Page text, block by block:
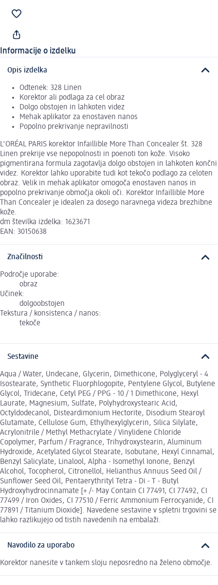
Informacije o izdelku
Opis izdelka
Odtenek: 328 Linen
Korektor ali podlaga za cel obraz
Dolgo obstojen in lahkoten videz
Mehak aplikator za enostaven nanos
Popolno prekrivanje nepravilnosti
L'ORÉAL PARIS korektor Infaillible More Than Concealer št. 328
Linen prekrije vse nepopolnosti in poenoti ton kože. Visoko
pigmentirana formula zagotavlja dolgo obstojen in lahkoten končni
videz. Korektor lahko uporabite tudi kot tekočo podlago za celoten
obraz. Velik in mehak aplikator omogoča enostaven nanos in
popolno prekrivanje območja okoli oči. Korektor Infaillible More
Than Concealer je idealen za dosego naravnega videza brezhibne
kože.
dm številka izdelka: 1623671
EAN: 30150638
Značilnosti
Področje uporabe:
obraz
Učinek:
dolgoobstojen
Tekstura / konsistenca / nanos:
tekoče
Sestavine
Aqua / Water, Undecane, Glycerin, Dimethicone, Polyglyceryl - 4
Isostearate, Synthetic Fluorphlogopite, Pentylene Glycol, Butylene
Glycol, Tridecane, Cetyl PEG / PPG - 10 / 1 Dimethicone, Hexyl
Laurate, Magnesium, Sulfate, Polyhydroxystearic Acid,
Octyldodecanol, Disteardimonium Hectorite, Disodium Stearoyl
Glutamate, Cellulose Gum, Ethylhexylglycerin, Silica Silylate,
Acrylonitrile / Methyl Methacrylate / Vinylidene Chloride
Copolymer, Parfum / Fragrance, Trihydroxystearin, Aluminum
Hydroxide, Acetylated Glycol Stearate, Isobutane, Hexyl Cinnamal,
Benzyl Salicylate, Linalool, Alpha - Isomethyl Ionone, Benzyl
Alcohol, Tocopherol, Citronellol, Helianthus Annuus Seed Oil /
Sunflower Seed Oil, Pentaerythrityl Tetra - Di - T - Butyl
Hydroxyhydrocinnamate [+ /- May Contain CI 77491, CI 77492, CI
77499 / Iron Oxides, CI 77510 / Ferric Ammonium Ferrocyanide, CI
77891 / Titanium Dioxide]. Navedene sestavine v spletni trgovini se
lahko razlikujejo od tistih navedenih na embalaži.
Navodilo za uporabo
Korektor nanesite v tankem sloju neposredno na želeno območje.